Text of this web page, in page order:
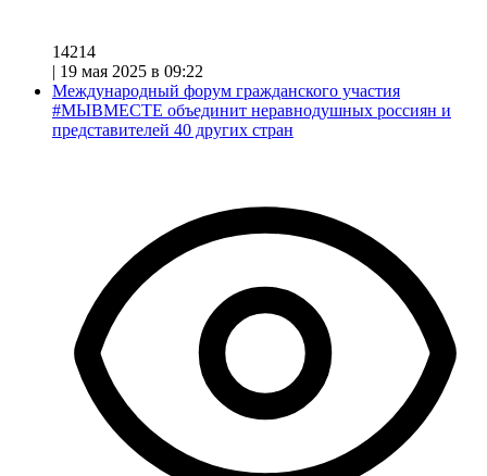
14214
| 19 мая 2025 в 09:22
Международный форум гражданского участия
#МЫВМЕСТЕ объединит неравнодушных россиян и
представителей 40 других стран